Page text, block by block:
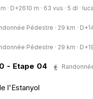
D+2610 m · 63 vus · 5 dl ·
Pédestre · 29 km ·
Pédestre · 29 km ·
- Etape 04
l'Estanyol